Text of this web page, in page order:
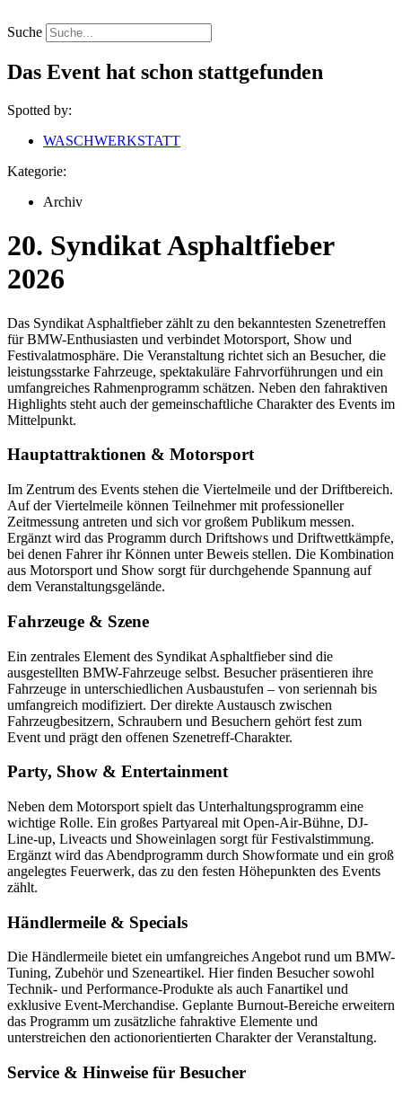
Inhalt
springen
Suche
Das Event hat schon stattgefunden
Spotted by:
WASCHWERKSTATT
Kategorie:
Archiv
20. Syndikat Asphaltfieber
2026
Das Syndikat Asphaltfieber zählt zu den bekanntesten Szenetreffen
für BMW-Enthusiasten und verbindet Motorsport, Show und
Festivalatmosphäre. Die Veranstaltung richtet sich an Besucher, die
leistungsstarke Fahrzeuge, spektakuläre Fahrvorführungen und ein
umfangreiches Rahmenprogramm schätzen. Neben den fahraktiven
Highlights steht auch der gemeinschaftliche Charakter des Events im
Mittelpunkt.
Hauptattraktionen & Motorsport
Im Zentrum des Events stehen die Viertelmeile und der Driftbereich.
Auf der Viertelmeile können Teilnehmer mit professioneller
Zeitmessung antreten und sich vor großem Publikum messen.
Ergänzt wird das Programm durch Driftshows und Driftwettkämpfe,
bei denen Fahrer ihr Können unter Beweis stellen. Die Kombination
aus Motorsport und Show sorgt für durchgehende Spannung auf
dem Veranstaltungsgelände.
Fahrzeuge & Szene
Ein zentrales Element des Syndikat Asphaltfieber sind die
ausgestellten BMW-Fahrzeuge selbst. Besucher präsentieren ihre
Fahrzeuge in unterschiedlichen Ausbaustufen – von seriennah bis
umfangreich modifiziert. Der direkte Austausch zwischen
Fahrzeugbesitzern, Schraubern und Besuchern gehört fest zum
Event und prägt den offenen Szenetreff-Charakter.
Party, Show & Entertainment
Neben dem Motorsport spielt das Unterhaltungsprogramm eine
wichtige Rolle. Ein großes Partyareal mit Open-Air-Bühne, DJ-
Line-up, Liveacts und Showeinlagen sorgt für Festivalstimmung.
Ergänzt wird das Abendprogramm durch Showformate und ein groß
angelegtes Feuerwerk, das zu den festen Höhepunkten des Events
zählt.
Händlermeile & Specials
Die Händlermeile bietet ein umfangreiches Angebot rund um BMW-
Tuning, Zubehör und Szeneartikel. Hier finden Besucher sowohl
Technik- und Performance-Produkte als auch Fanartikel und
exklusive Event-Merchandise. Geplante Burnout-Bereiche erweitern
das Programm um zusätzliche fahraktive Elemente und
unterstreichen den actionorientierten Charakter der Veranstaltung.
Service & Hinweise für Besucher